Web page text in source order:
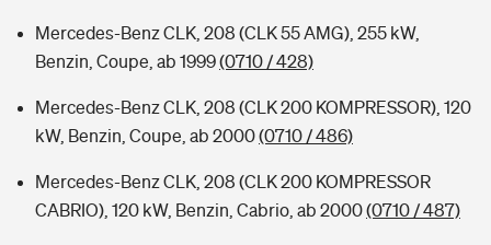
Mercedes-Benz CLK, 208 (CLK 55 AMG), 255 kW,
Benzin, Coupe, ab 1999(0710 / 428)
Mercedes-Benz CLK, 208 (CLK 200 KOMPRESSOR), 120
kW, Benzin, Coupe, ab 2000(0710 / 486)
Mercedes-Benz CLK, 208 (CLK 200 KOMPRESSOR
CABRIO), 120 kW, Benzin, Cabrio, ab 2000(0710 / 487)